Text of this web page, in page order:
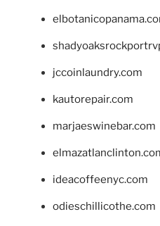
jccoinlaundry.com
kautorepair.com
marjaeswinebar.com
ideacoffeenyc.com
odieschillicothe.com